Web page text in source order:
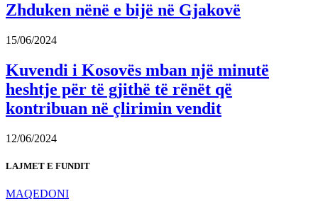
Zhduken nënë e bijë në Gjakovë
15/06/2024
Kuvendi i Kosovës mban një minutë
heshtje për të gjithë të rënët që
kontribuan në çlirimin vendit
12/06/2024
LAJMET E FUNDIT
MAQEDONI